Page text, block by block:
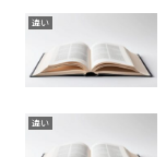
違い
違い